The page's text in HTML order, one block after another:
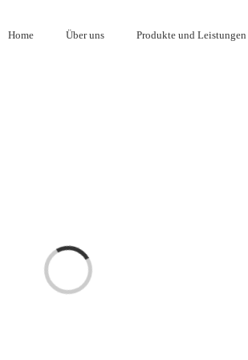
Home Über uns Produkte und Leistungen
Loading...